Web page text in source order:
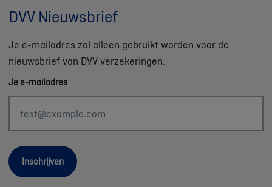
DVV Nieuwsbrief
Je e-mailadres zal alleen gebruikt worden voor de
nieuwsbrief van DVV verzekeringen.
Je e-mailadres
Inschrijven